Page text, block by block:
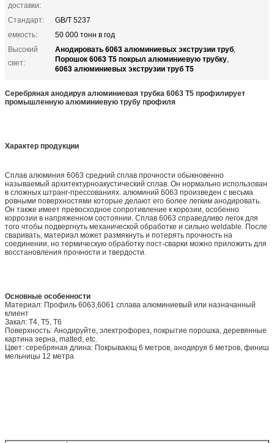
доставки:
Стандарт:
GB/T 5237
емкость:
50 000 тонн в год
Высокий
свет:
Анодировать 6063 алюминиевых экструзии труб,
Порошок 6063 T5 покрыл алюминиевую трубку,
6063 алюминиевых экструзии труб T5
Серебряная анодируя алюминиевая трубка 6063 T5 профилирует
промышленную алюминиевую трубу профиля
Характер продукции
Сплав алюминия 6063 средний сплав прочности обыкновенно
называемый архитектурноакустический сплав. Он нормально использован
в сложных штранг-прессованиях. алюминий 6063 произведен с весьма
ровными поверхностями которые делают его более легким анодировать.
Он также имеет превосходное сопротивление к корозии, особенно
коррозии в напряженном состоянии. Сплав 6063 справедливо легок для
того чтобы подвергнуть механической обработке и сильно weldable. После
сваривать, материал может размякнуть и потерять прочность на
соединении, но термическую обработку пост-сварки можно приложить для
восстановления прочности и твердости.
Основные особенности
Материал: Профиль 6063,6061 сплава алюминиевый или назначанный
клиент
Закал: T4, T5, T6
Поверхность: Анодируйте, электрофорез, покрытие порошка, деревянные
картина зерна, matted, etc.
Цвет: серебряная длина: Покрывающ 6 метров, анодируя 6 метров, финиш
мельницы 12 метра